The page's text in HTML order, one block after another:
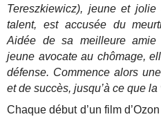
Tereszkiewicz), jeune et
talent, est accusée du
Aidée de sa meilleure amie
jeune avocate au chômage,
défense. Commence alors
et de succès, jusqu’à ce que
Chaque début d’un film